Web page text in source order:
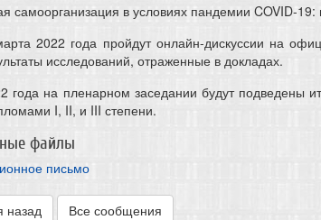
самоорганизация в условиях пандемии COVID-
2022 года пройдут онлайн-дискуссии на
исследований, отраженные в докладах.
года на пленарном заседании будут подведены
I, II, и III степени.
файлы
письмо
назад Все сообщения